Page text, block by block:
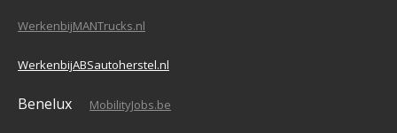
WerkenbijMANTrucks.nl
WerkenbijABSautoherstel.nl
Benelux MobilityJobs.be